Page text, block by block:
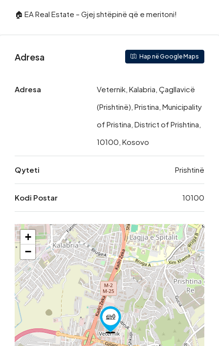
🏠 EA Real Estate – Gjej shtëpinë që e meritoni!
Adresa Hap në Google Maps
Adresa
Veternik, Kalabria, Çagllavicë
(Prishtinë), Pristina, Municipality
of Pristina, District of Prishtina,
10100, Kosovo
Qyteti Prishtinë
Kodi Postar 10100
+
−